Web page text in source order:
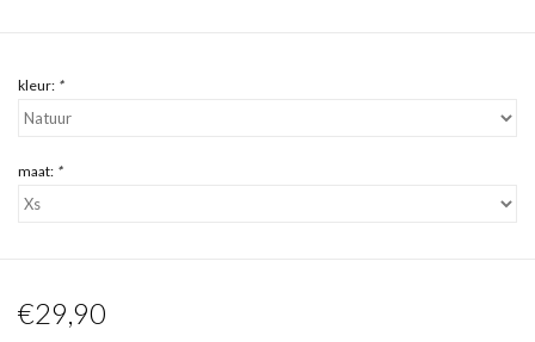
kleur: *
maat: *
€29,90